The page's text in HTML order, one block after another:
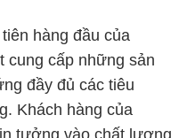
hàng đầu của
cung cấp những sản
đầy đủ các tiêu
Khách hàng của
tưởng vào chất lượng